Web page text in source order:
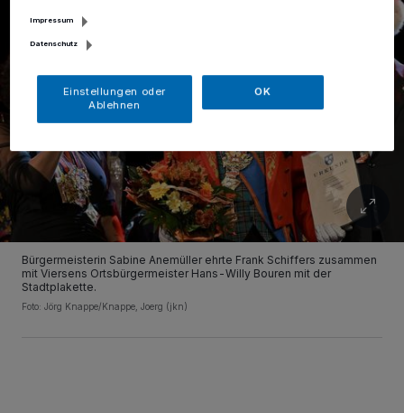
Bürgermeisterin Sabine Anemüller ehrte Frank Schiffers zusammen
mit Viersens Ortsbürgermeister Hans-Willy Bouren mit der
Stadtplakette.
Foto: Jörg Knappe/Knappe, Joerg (jkn)
Impressum
Datenschutz
Einstellungen oder
Ablehnen
OK